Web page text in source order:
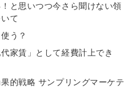
と思いつつ今さら聞けない領
て
う？
家賃」として経費計上でき
的戦略 サンプリングマーケテ